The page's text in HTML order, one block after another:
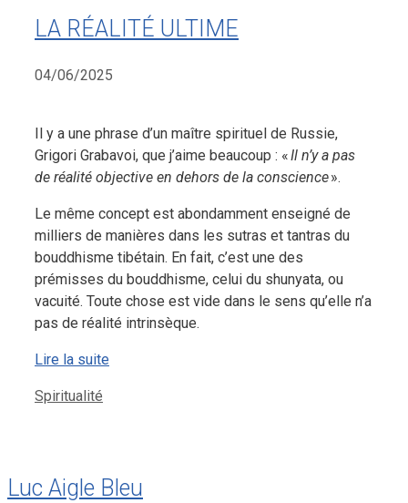
LA RÉALITÉ ULTIME
04/06/2025
Il y a une phrase d’un maître spirituel de Russie,
Grigori Grabavoi, que j’aime beaucoup : «Il n’y a pas
de réalité objective en dehors de la conscience».
Le même concept est abondamment enseigné de
milliers de manières dans les sutras et tantras du
bouddhisme tibétain. En fait, c’est une des
prémisses du bouddhisme, celui du shunyata, ou
vacuité. Toute chose est vide dans le sens qu’elle n’a
pas de réalité intrinsèque.
Lire la suite
Catégories
Spiritualité
Luc Aigle Bleu